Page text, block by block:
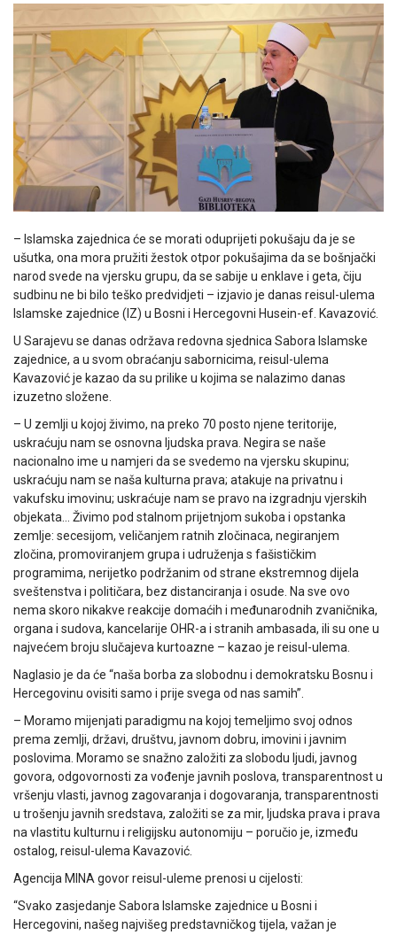
– Islamska zajednica će se morati oduprijeti pokušaju da je se
ušutka, ona mora pružiti žestok otpor pokušajima da se bošnjački
narod svede na vjersku grupu, da se sabije u enklave i geta, čiju
sudbinu ne bi bilo teško predvidjeti – izjavio je danas reisul-ulema
Islamske zajednice (IZ) u Bosni i Hercegovni Husein-ef. Kavazović.
U Sarajevu se danas održava redovna sjednica Sabora Islamske
zajednice, a u svom obraćanju sabornicima, reisul-ulema
Kavazović je kazao da su prilike u kojima se nalazimo danas
izuzetno složene.
– U zemlji u kojoj živimo, na preko 70 posto njene teritorije,
uskraćuju nam se osnovna ljudska prava. Negira se naše
nacionalno ime u namjeri da se svedemo na vjersku skupinu;
uskraćuju nam se naša kulturna prava; atakuje na privatnu i
vakufsku imovinu; uskraćuje nam se pravo na izgradnju vjerskih
objekata… Živimo pod stalnom prijetnjom sukoba i opstanka
zemlje: secesijom, veličanjem ratnih zločinaca, negiranjem
zločina, promoviranjem grupa i udruženja s fašističkim
programima, nerijetko podržanim od strane ekstremnog dijela
sveštenstva i političara, bez distanciranja i osude. Na sve ovo
nema skoro nikakve reakcije domaćih i međunarodnih zvaničnika,
organa i sudova, kancelarije OHR-a i stranih ambasada, ili su one u
najvećem broju slučajeva kurtoazne – kazao je reisul-ulema.
Naglasio je da će “naša borba za slobodnu i demokratsku Bosnu i
Hercegovinu ovisiti samo i prije svega od nas samih”.
– Moramo mijenjati paradigmu na kojoj temeljimo svoj odnos
prema zemlji, državi, društvu, javnom dobru, imovini i javnim
poslovima. Moramo se snažno založiti za slobodu ljudi, javnog
govora, odgovornosti za vođenje javnih poslova, transparentnost u
vršenju vlasti, javnog zagovaranja i dogovaranja, transparentnosti
u trošenju javnih sredstava, založiti se za mir, ljudska prava i prava
na vlastitu kulturnu i religijsku autonomiju – poručio je, između
ostalog, reisul-ulema Kavazović.
Agencija MINA govor reisul-uleme prenosi u cijelosti:
“Svako zasjedanje Sabora Islamske zajednice u Bosni i
Hercegovini, našeg najvišeg predstavničkog tijela, važan je